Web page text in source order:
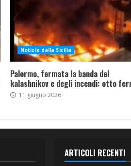
Notizie dalla Sicilia
Palermo, fermata la banda del
kalashnikov e degli incendi: otto
11 giugno 2026
ARTICOLI RECENTI